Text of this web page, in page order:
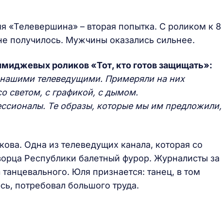
«Телевершина» – вторая попытка. С роликом к 8
получилось. Мужчины оказались сильнее.
роликов «Тот, кто готов защищать»:
телеведущими. Примеряли на них
светом, с графикой, с дымом.
Те образы, которые мы им предложили,
Одна из телеведущих канала, которая со
Республики балетный фурор. Журналисты за
Юля признается: танец, в том
потребовал большого труда.